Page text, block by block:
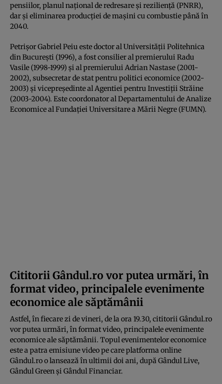
pensiilor, planul național de redresare și reziliență (PNRR),
dar și eliminarea producției de mașini cu combustie până în
2040.
Petrișor Gabriel Peiu este doctor al Universității Politehnica
din București (1996), a fost consilier al premierului Radu
Vasile (1998-1999) și al premierului Adrian Nastase (2001-
2002), subsecretar de stat pentru politici economice (2002-
2003) și vicepreședinte al Agentiei pentru Investiții Străine
(2003-2004). Este coordonator al Departamentului de Analize
Economice al Fundației Universitare a Mării Negre (FUMN).
Cititorii Gândul.ro vor putea urmări, în
format video, principalele evenimente
economice ale săptămânii
Astfel, în fiecare zi de vineri, de la ora 19.30, cititorii Gândul.ro
vor putea urmări, în format video, principalele evenimente
economice ale săptămânii. Topul evenimentelor economice
este a patra emisiune video pe care platforma online
Gândul.ro o lansează în ultimii doi ani, după Gândul Live,
Gândul Green și Gândul Financiar.